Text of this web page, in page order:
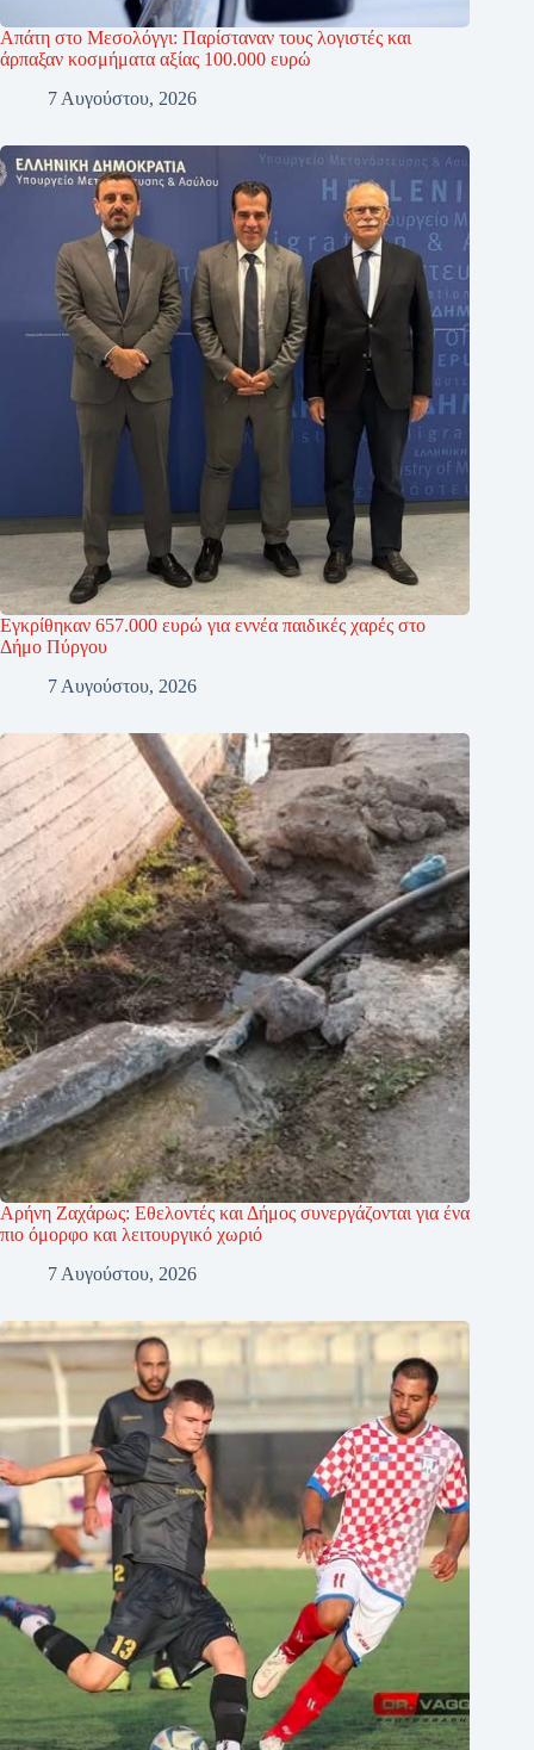
Απάτη στο Μεσολόγγι: Παρίσταναν τους λογιστές και
άρπαξαν κοσμήματα αξίας 100.000 ευρώ
7 Αυγούστου, 2026
Εγκρίθηκαν 657.000 ευρώ για εννέα παιδικές χαρές στο
Δήμο Πύργου
7 Αυγούστου, 2026
Αρήνη Ζαχάρως: Εθελοντές και Δήμος συνεργάζονται για ένα
πιο όμορφο και λειτουργικό χωριό
7 Αυγούστου, 2026